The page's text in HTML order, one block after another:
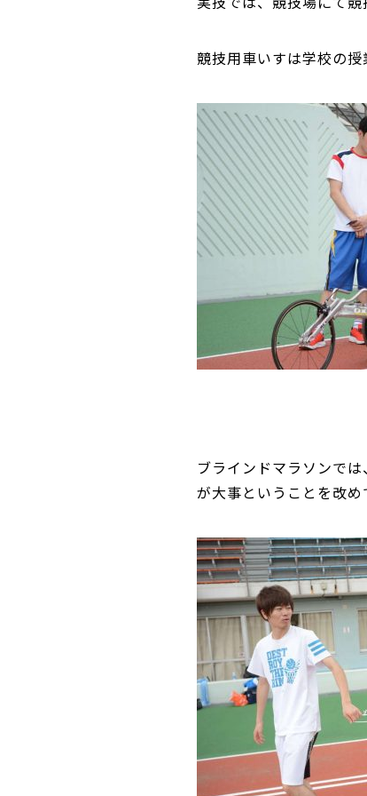
競技用車いすは学校の
ブラインドマラソンで
が大事ということを改め